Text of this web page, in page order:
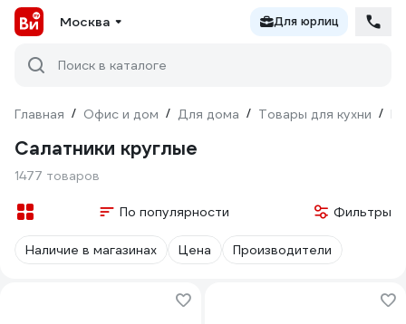
Москва Для юрлиц
Поиск в каталоге
Главная / Офис и дом / Для дома / Товары для кухни /
Салатники круглые
1477 товаров
По популярности Фильтры
Наличие в магазинах Цена Производители